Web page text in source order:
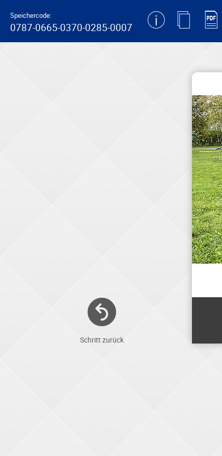
Speichercode:
0787-0665-0370-0285-0007
Schritt zurück